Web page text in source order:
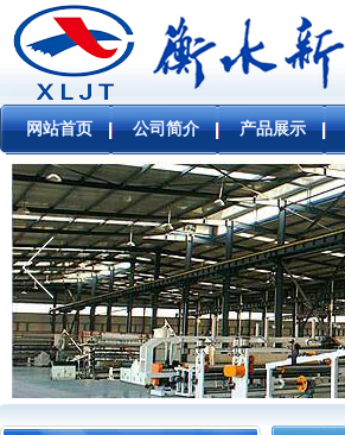
网站首页 公司简介 产品展示